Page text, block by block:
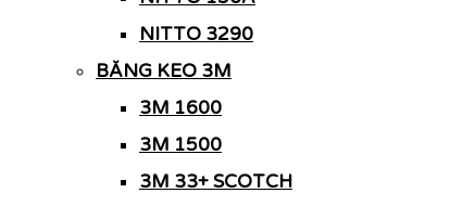
NITTO 3290
BĂNG KEO 3M
3M 1600
3M 1500
3M 33+ SCOTCH